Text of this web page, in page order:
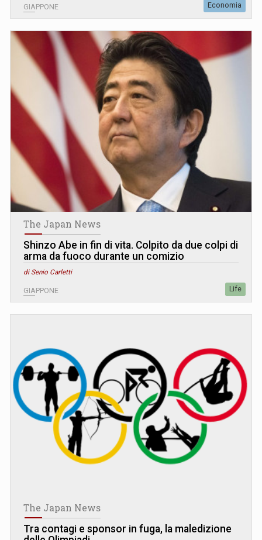
GIAPPONE Economia
The Japan News
Shinzo Abe in fin di vita. Colpito da due colpi di
arma da fuoco durante un comizio
di Senio Carletti
GIAPPONE Life
The Japan News
Tra contagi e sponsor in fuga, la maledizione